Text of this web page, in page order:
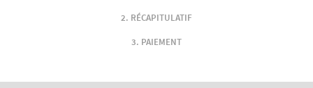
RÉCAPITULATIF
PAIEMENT